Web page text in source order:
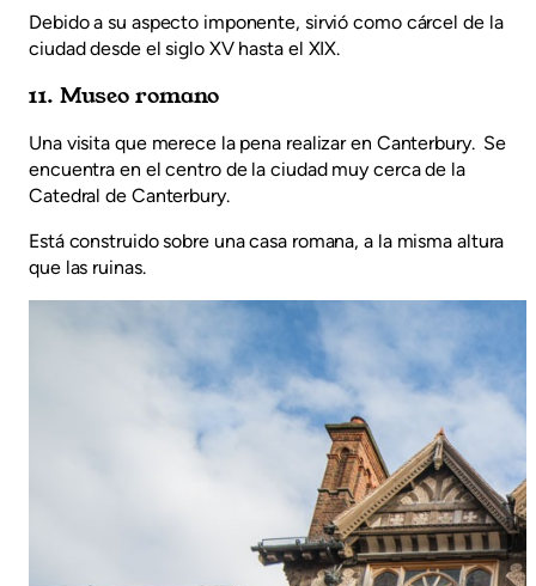
Debido a su aspecto imponente, sirvió como cárcel de la
ciudad desde el siglo XV hasta el XIX.
11. Museo romano
Una visita que merece la pena realizar en Canterbury. Se
encuentra en el centro de la ciudad muy cerca de la
Catedral de Canterbury.
Está construido sobre una casa romana, a la misma altura
que las ruinas.